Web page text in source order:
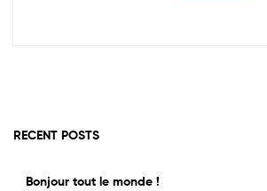
RECENT POSTS
Bonjour tout le monde !